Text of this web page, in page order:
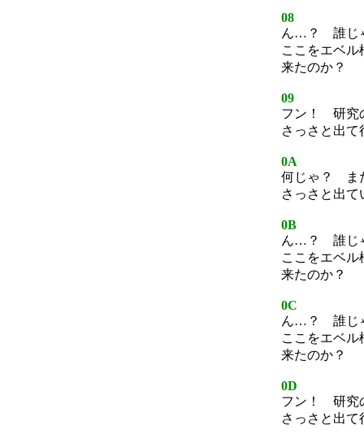
08
ん…？ 誰じ
ここをエベル
来たのか？
09
フン！ 研究
さっさと出て
0A
何じゃ？ ま
さっさと出て
0B
ん…？ 誰じ
ここをエベル
来たのか？
0C
ん…？ 誰じ
ここをエベル
来たのか？
0D
フン！ 研究
さっさと出て